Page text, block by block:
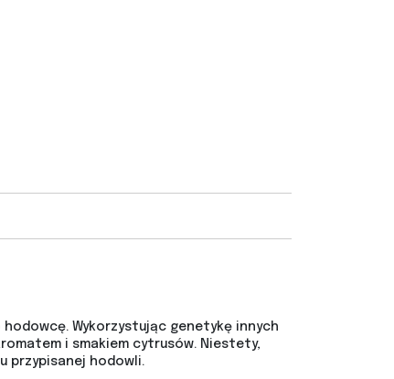
Wykorzystując genetykę innych
i smakiem cytrusów. Niestety,
przypisanej hodowli.